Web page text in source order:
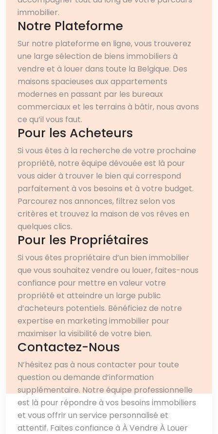
immobilier.
Notre Plateforme
Sur notre plateforme en ligne, vous trouverez
une large sélection de biens immobiliers à
vendre et à louer dans toute la Belgique. Des
maisons spacieuses aux appartements
modernes en passant par les bureaux
commerciaux et les terrains à bâtir, nous avons
ce qu’il vous faut.
Pour les Acheteurs
Si vous êtes à la recherche de votre prochaine
propriété, notre équipe dévouée est là pour
vous aider à trouver le bien qui correspond
parfaitement à vos besoins et à votre budget.
Parcourez nos annonces, filtrez selon vos
critères et trouvez la maison de vos rêves en
quelques clics.
Pour les Propriétaires
Si vous êtes propriétaire d’un bien immobilier
que vous souhaitez vendre ou louer, faites-nous
confiance pour mettre en valeur votre
propriété et atteindre un large public
d’acheteurs potentiels. Bénéficiez de notre
expertise en marketing immobilier pour
maximiser la visibilité de votre bien.
Contactez-Nous
N’hésitez pas à nous contacter pour toute
question ou demande d’information
supplémentaire. Notre équipe professionnelle
est là pour répondre à vos besoins immobiliers
et vous offrir un service personnalisé et
attentif. Faites confiance à À Vendre À Louer